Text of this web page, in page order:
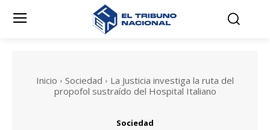
Inicio Sociedad
La Justicia investiga la ruta del
propofol sustraído del Hospital Italiano
Sociedad